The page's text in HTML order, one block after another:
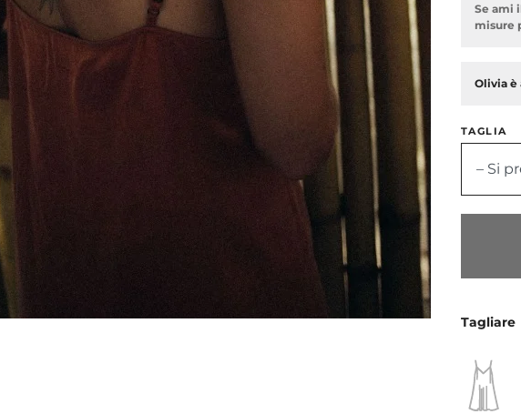
Se ami
misure
Olivia è
TAGLIA
– Si
Tagliare